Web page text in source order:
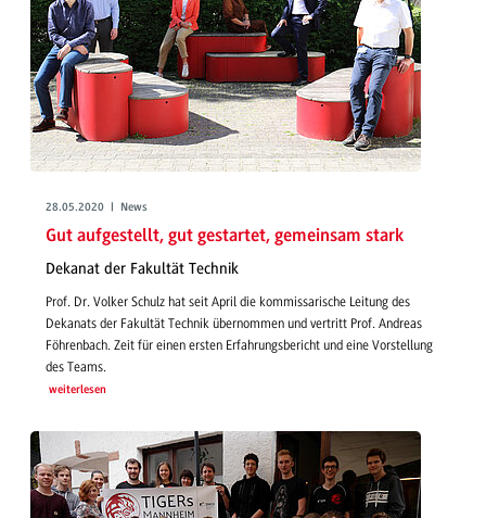
28.05.2020 | News
Gut aufgestellt, gut gestartet, gemeinsam stark
Dekanat der Fakultät Technik
Prof. Dr. Volker Schulz hat seit April die kommissarische Leitung des
Dekanats der Fakultät Technik übernommen und vertritt Prof. Andreas
Föhrenbach. Zeit für einen ersten Erfahrungsbericht und eine Vorstellung
des Teams.
weiterlesen